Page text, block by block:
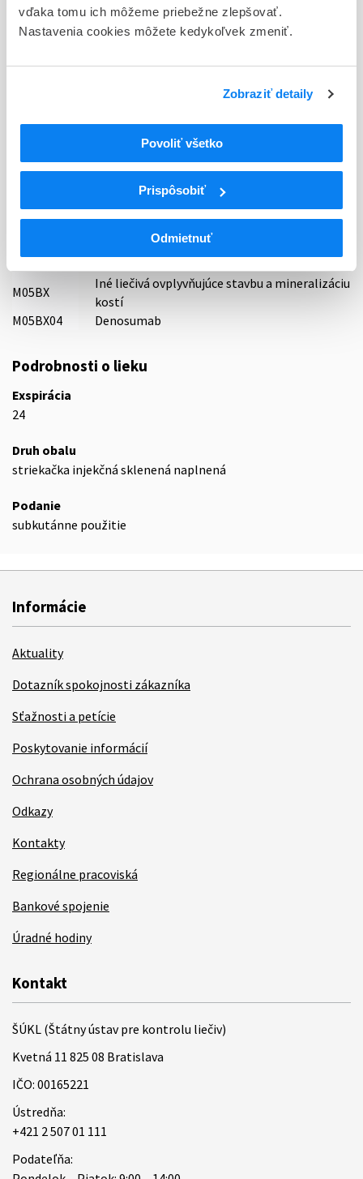
vďaka tomu ich môžeme priebežne zlepšovať.
Nastavenia cookies môžete kedykoľvek zmeniť.
Zobraziť detaily
Povoliť všetko
Prispôsobiť
Odmietnuť
Typ registračnej procedúry
M
Muskuloskeletálny systém
M05B
Liečivá ovplyvňujúce stavbu a mineralizáciu
M05BX
Iné liečivá ovplyvňujúce stavbu a mineralizáciu
kostí
M05BX04
Denosumab
Podrobnosti o lieku
Exspirácia
24
Druh obalu
striekačka injekčná sklenená naplnená
Podanie
subkutánne použitie
Informácie
Aktuality
Dotazník spokojnosti zákazníka
Sťažnosti a petície
Poskytovanie informácií
Ochrana osobných údajov
Odkazy
Kontakty
Regionálne pracoviská
Bankové spojenie
Úradné hodiny
Kontakt
ŠÚKL (Štátny ústav pre kontrolu liečiv)
Kvetná 11 825 08 Bratislava
IČO: 00165221
Ústredňa:
+421 2 507 01 111
Podateľňa: